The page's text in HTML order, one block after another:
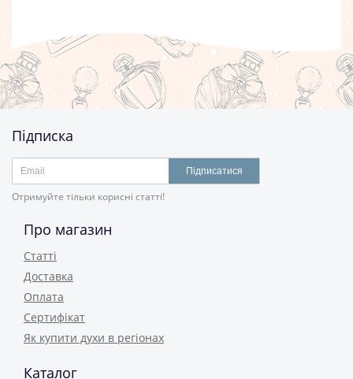
Підписка
Підписатися
Отримуйте тільки корисні статті!
Про магазин
Статті
Доставка
Оплата
Сертифікат
Як купити духи в регіонах
Каталог